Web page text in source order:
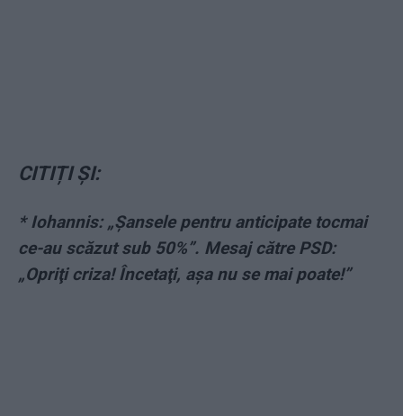
CITIȚI ȘI:
* Iohannis: „Şansele pentru anticipate tocmai
ce-au scăzut sub 50%”. Mesaj către PSD:
„Opriţi criza! Încetaţi, aşa nu se mai poate!”